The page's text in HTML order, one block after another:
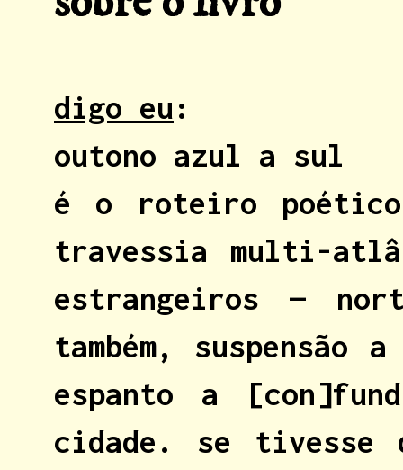
digo eu :
outono azul a sul
é o roteiro
travessia multi-
estrangeiros —
também,
espanto a
cidade. se